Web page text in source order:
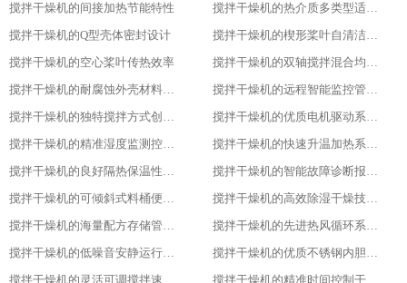
搅拌干燥机的间接加热节能特性
搅拌干燥机的热介质多类型适配性
搅拌干燥机的Q型壳体密封设计
搅拌干燥机的楔形桨叶自清洁功能
搅拌干燥机的空心桨叶传热效率
搅拌干燥机的双轴搅拌混合均匀性
搅拌干燥机的耐腐蚀外壳材料选用
搅拌干燥机的远程智能监控管理能力
搅拌干燥机的独特搅拌方式创新设计
搅拌干燥机的优质电机驱动系统稳定性
搅拌干燥机的精准湿度监测控制功能
搅拌干燥机的快速升温加热系统优势
搅拌干燥机的良好隔热保温性能特点
搅拌干燥机的智能故障诊断报警系统
搅拌干燥机的可倾斜式料桶便利设计亮点
搅拌干燥机的高效除湿干燥技术应用
搅拌干燥机的海量配方存储管理能力
搅拌干燥机的先进热风循环系统设计
搅拌干燥机的低噪音安静运行表现特色
搅拌干燥机的优质不锈钢内胆材质优势
搅拌干燥机的灵活可调搅拌速度功能
搅拌干燥机的精准时间控制干燥策略